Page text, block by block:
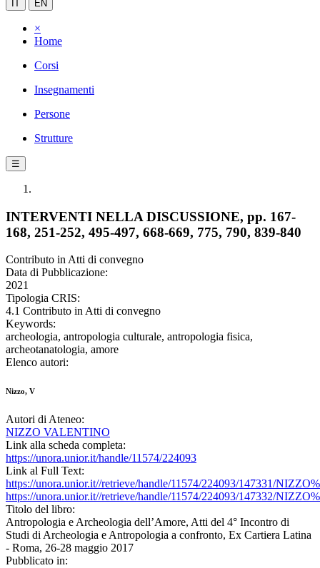
IT EN
×
Home
Corsi
Insegnamenti
Persone
Strutture
☰
INTERVENTI NELLA DISCUSSIONE, pp. 167-
168, 251-252, 495-497, 668-669, 775, 790, 839-840
Contributo in Atti di convegno
Data di Pubblicazione:
2021
Tipologia CRIS:
4.1 Contributo in Atti di convegno
Keywords:
archeologia, antropologia culturale, antropologia fisica,
archeotanatologia, amore
Elenco autori:
Nizzo, V
Autori di Ateneo:
NIZZO VALENTINO
Link alla scheda completa:
https://unora.unior.it/handle/11574/224093
Link al Full Text:
https://unora.unior.it//retrieve/handle/11574/224093/147331/
https://unora.unior.it//retrieve/handle/11574/224093/147332/
Titolo del libro:
Antropologia e Archeologia dell’Amore, Atti del 4° Incontro di
Studi di Archeologia e Antropologia a confronto, Ex Cartiera Latina
- Roma, 26-28 maggio 2017
Pubblicato in: